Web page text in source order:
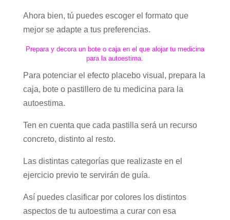
Ahora bien, tú puedes escoger el formato que
mejor se adapte a tus preferencias.
Prepara y decora un bote o caja en el que alojar tu medicina
para la autoestima.
Para potenciar el efecto placebo visual, prepara la
caja, bote o pastillero de tu medicina para la
autoestima.
Ten en cuenta que cada pastilla será un recurso
concreto, distinto al resto.
Las distintas categorías que realizaste en el
ejercicio previo te servirán de guía.
Así puedes clasificar por colores los distintos
aspectos de tu autoestima a curar con esa